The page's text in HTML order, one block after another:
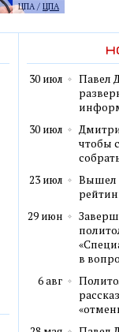
ЦПА / ЦПА
30 июл
Павел
30 июл
чтобы
23 июл
Вышел
29 июн
в
6 авг